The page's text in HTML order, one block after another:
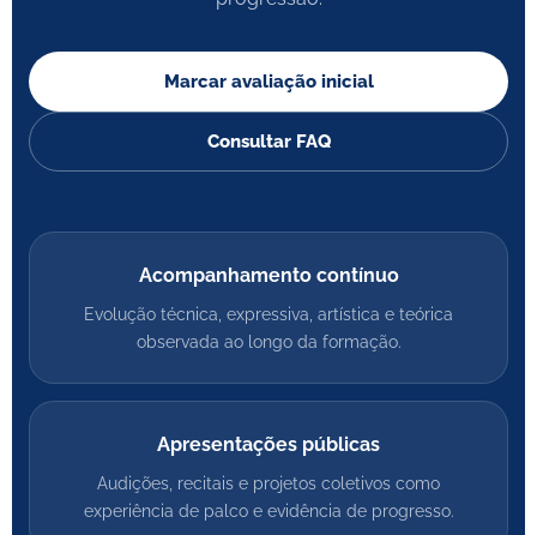
Marcar avaliação inicial
Consultar FAQ
Acompanhamento contínuo
Evolução técnica, expressiva, artística e teórica
observada ao longo da formação.
Apresentações públicas
Audições, recitais e projetos coletivos como
experiência de palco e evidência de progresso.